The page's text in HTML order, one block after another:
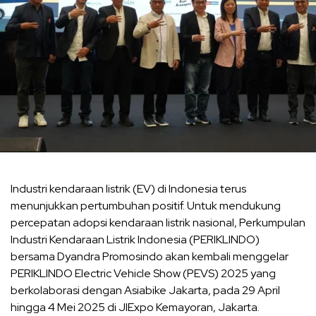
Industri kendaraan listrik (EV) di Indonesia terus
menunjukkan pertumbuhan positif. Untuk mendukung
percepatan adopsi kendaraan listrik nasional, Perkumpulan
Industri Kendaraan Listrik Indonesia (PERIKLINDO)
bersama Dyandra Promosindo akan kembali menggelar
PERIKLINDO Electric Vehicle Show (PEVS) 2025 yang
berkolaborasi dengan Asiabike Jakarta, pada 29 April
hingga 4 Mei 2025 di JIExpo Kemayoran, Jakarta.